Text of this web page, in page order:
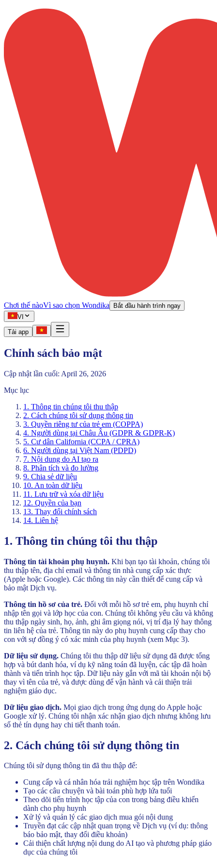
Chơi thế nàoVì sao chọn Wondika
Bắt đầu hành trình ngay
VI
Tải app
Chính sách bảo mật
Cập nhật lần cuối: April 26, 2026
Mục lục
1. Thông tin chúng tôi thu thập
2. Cách chúng tôi sử dụng thông tin
3. Quyền riêng tư của trẻ em (COPPA)
4. Người dùng tại Châu Âu (GDPR & GDPR-K)
5. Cư dân California (CCPA / CPRA)
6. Người dùng tại Việt Nam (PDPD)
7. Nội dung do AI tạo ra
8. Phân tích và đo lường
9. Chia sẻ dữ liệu
10. An toàn dữ liệu
11. Lưu trữ và xóa dữ liệu
12. Quyền của bạn
13. Thay đổi chính sách
14. Liên hệ
1. Thông tin chúng tôi thu thập
Thông tin tài khoản phụ huynh. Khi bạn tạo tài khoản, chúng tôi
thu thập tên, địa chỉ email và thông tin nhà cung cấp xác thực
(Apple hoặc Google). Các thông tin này cần thiết để cung cấp và
bảo mật Dịch vụ.
Thông tin hồ sơ của trẻ. Đối với mỗi hồ sơ trẻ em, phụ huynh chỉ
nhập tên gọi và lớp học của con. Chúng tôi không yêu cầu và không
thu thập ngày sinh, họ, ảnh, ghi âm giọng nói, vị trí địa lý hay thông
tin liên hệ của trẻ. Thông tin này do phụ huynh cung cấp thay cho
con với sự đồng ý có xác minh của phụ huynh (xem Mục 3).
Dữ liệu sử dụng. Chúng tôi thu thập dữ liệu sử dụng đã được tổng
hợp và bút danh hóa, ví dụ kỹ năng toán đã luyện, các tập đã hoàn
thành và tiến trình học tập. Dữ liệu này gắn với mã tài khoản nội bộ
thay vì tên của trẻ, và được dùng để vận hành và cải thiện trải
nghiệm giáo dục.
Dữ liệu giao dịch. Mọi giao dịch trong ứng dụng do Apple hoặc
Google xử lý. Chúng tôi nhận xác nhận giao dịch nhưng không lưu
số thẻ tín dụng hay chi tiết thanh toán.
2. Cách chúng tôi sử dụng thông tin
Chúng tôi sử dụng thông tin đã thu thập để:
Cung cấp và cá nhân hóa trải nghiệm học tập trên Wondika
Tạo các câu chuyện và bài toán phù hợp lứa tuổi
Theo dõi tiến trình học tập của con trong bảng điều khiển
dành cho phụ huynh
Xử lý và quản lý các giao dịch mua gói nội dung
Truyền đạt các cập nhật quan trọng về Dịch vụ (ví dụ: thông
báo bảo mật, thay đổi điều khoản)
Cải thiện chất lượng nội dung do AI tạo và phương pháp giáo
dục của chúng tôi